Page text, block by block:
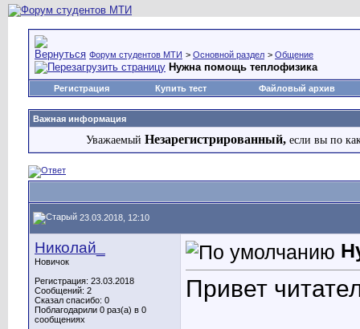
Форум студентов МТИ > Основной раздел > Общение
Нужна помощь теплофизика
Регистрация Купить тест Файловый архив
Важная информация
Уважаемый Незарегистрированный, если вы по
23.03.2018, 12:10
Николай_
Новичок
Регистрация: 23.03.2018
Сообщений: 2
Сказал спасибо: 0
Поблагодарили 0 раз(а) в 0
сообщениях
Привет